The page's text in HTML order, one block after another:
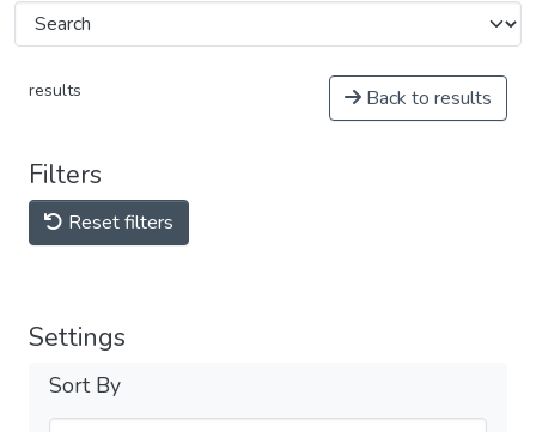
results Back to results
Filters
Reset filters
Settings
Sort By